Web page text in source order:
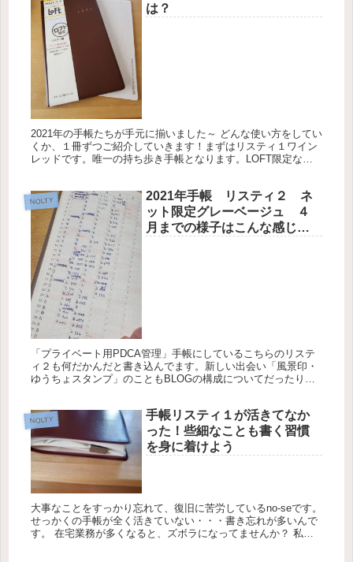
は？
2021年の手帳たちが手元に揃いました～ どんな使い方をしてい
くか、１冊ずつご紹介していきます！まずはリスティ１ワイン
レッドです。唯一の持ち歩き手帳となります。LOFT限定なの
NOLTY
2021年手帳 リスティ２ ネ
ット限定グレーベージュ ４
月までの様子はこんな感じで
「プライベート用PDCA管理」手帳にしているこちらのリステ
ィ２も何だかんだと書き込んでます。新しい出会い「風景印・
ゆうちょスタンプ」のこともBLOGの構成についてだったり、
NOLTY
手帳リスティ１が活きてなか
った！些細なことも書く習慣
を身に着けよう
大事なことをすっかり忘れて、復旧に苦労しているno-seです。
せっかくの手帳が全く活きていない・・・書き忘れが多いんで
す。 在宅業務が多くなると、ズボラになってませんか？ 私だ